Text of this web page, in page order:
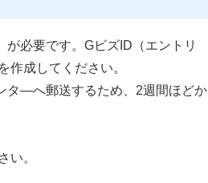
必要です。GビズID（エントリ
作成してください。
タ―へ郵送するため、2週間ほどか
い。